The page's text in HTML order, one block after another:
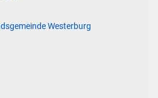
WesterwaldbadWesterburg